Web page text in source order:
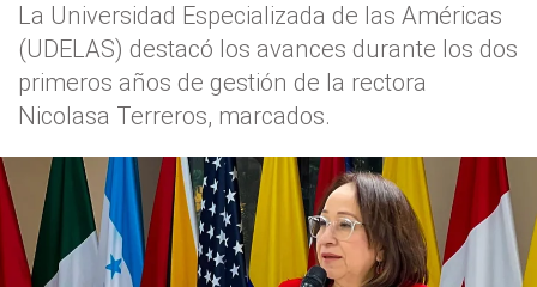
La Universidad Especializada de las Américas
(UDELAS) destacó los avances durante los dos
primeros años de gestión de la rectora
Nicolasa Terreros, marcados.